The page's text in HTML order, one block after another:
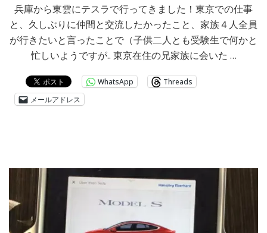
兵庫から東雲にテスラで行ってきました！東京での仕事
と、久しぶりに仲間と交流したかったこと、家族４人全員
が行きたいと言ったことで（子供二人とも受験生で何かと
忙しいようですが.. 東京在住の兄家族に会いた …
WhatsApp
Threads
メールアドレス